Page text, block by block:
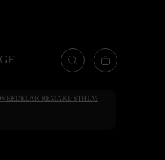
REMAKE STHLM